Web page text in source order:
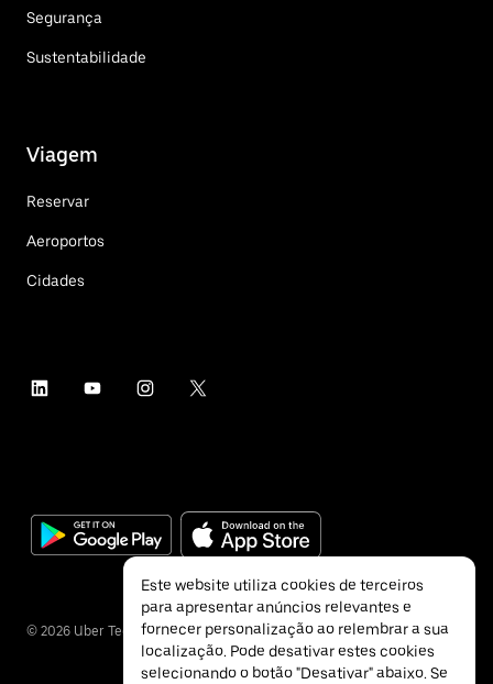
Segurança
Sustentabilidade
Viagem
Reservar
Aeroportos
Cidades
© 2026 Uber Technologies Inc.
Este website utiliza cookies de terceiros
para apresentar anúncios relevantes e
fornecer personalização ao relembrar a sua
localização. Pode desativar estes cookies
selecionando o botão "Desativar" abaixo. Se